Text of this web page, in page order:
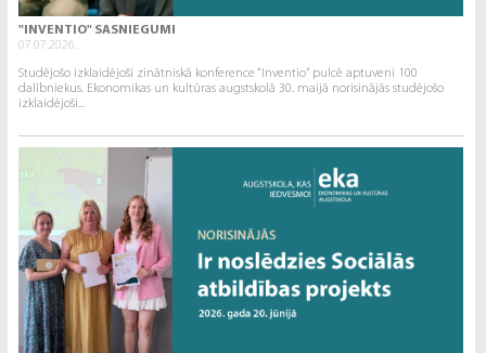
"INVENTIO" SASNIEGUMI
07.07.2026.
Studējošo izklaidējoši zinātniskā konference “Inventio” pulcē aptuveni 100
dalībniekus. Ekonomikas un kultūras augstskolā 30. maijā norisinājās studējošo
izklaidējoši...